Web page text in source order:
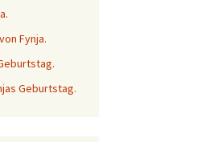
Fynja.
Geburtstag.